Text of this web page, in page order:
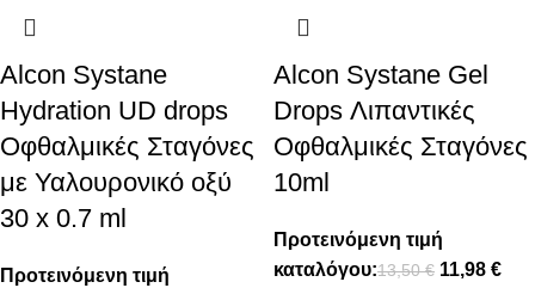
Alcon Systane
Hydration UD drops
Οφθαλμικές Σταγόνες
με Υαλουρονικό οξύ
30 x 0.7 ml
Προτεινόμενη τιμή
Alcon Systane Gel
Drops Λιπαντικές
Οφθαλμικές Σταγόνες
10ml
Προτεινόμενη τιμή
καταλόγου:13,50€ 11,98 €